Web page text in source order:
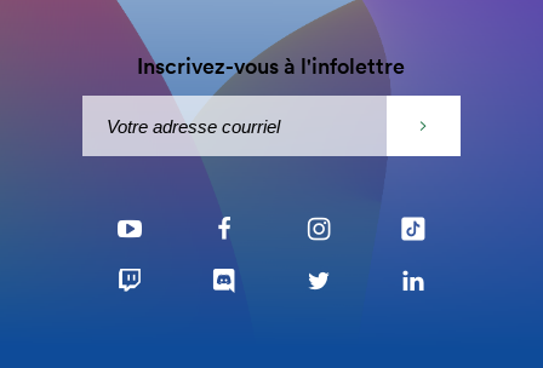
Inscrivez-vous à l'infolettre